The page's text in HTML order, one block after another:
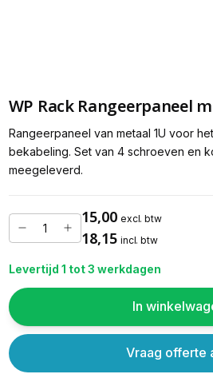
WP Rack Rangeerpaneel
Rangeerpaneel van metaal 1U voor
bekabeling. Set van 4 schroeven en
meegeleverd.
15,00 excl. btw
18,15 incl. btw
Levertijd 1 tot 3 werkdagen
In
Vraag offerte